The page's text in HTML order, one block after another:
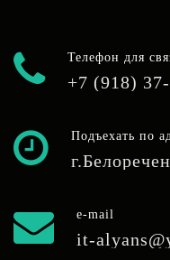
Телефон для
+7 (918)
Подъехать по
e-mail
it-